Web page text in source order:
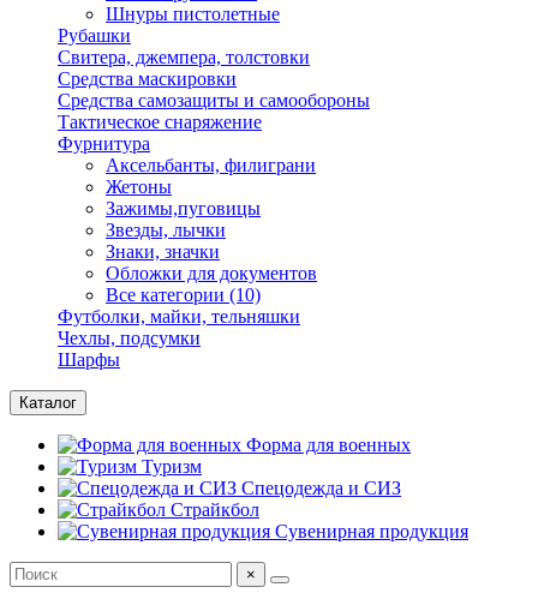
Шнуры пистолетные
Рубашки
Свитера, джемпера, толстовки
Средства маскировки
Средства самозащиты и самообороны
Тактическое снаряжение
Фурнитура
Аксельбанты, филиграни
Жетоны
Зажимы,пуговицы
Звезды, лычки
Знаки, значки
Обложки для документов
Все категории (10)
Футболки, майки, тельняшки
Чехлы, подсумки
Шарфы
Каталог
Форма для военных
Туризм
Спецодежда и СИЗ
Страйкбол
Сувенирная продукция
×